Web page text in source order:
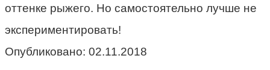
оттенке рыжего. Но самостоятельно лучше не
экспериментировать!
Опубликовано: 02.11.2018